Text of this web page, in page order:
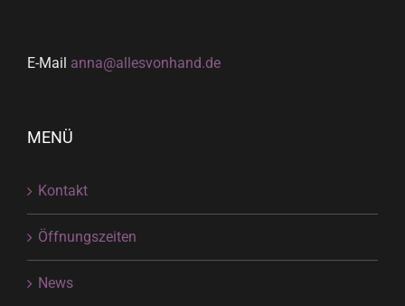
E-Mail anna@allesvonhand.de
MENÜ
Kontakt
Öffnungszeiten
News